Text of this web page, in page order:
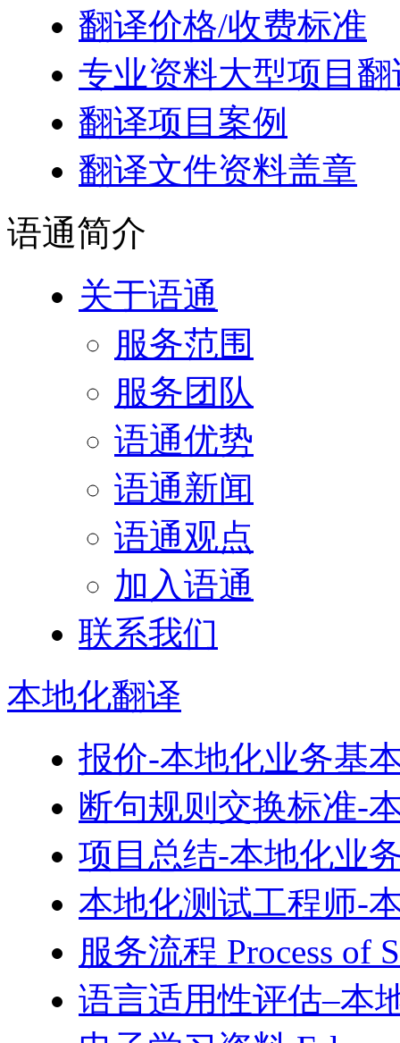
翻译价格/收费标准
专业资料大型项目翻
翻译项目案例
翻译文件资料盖章
语通简介
关于语通
服务范围
服务团队
语通优势
语通新闻
语通观点
加入语通
联系我们
本地化翻译
报价-本地化业务基
断句规则交换标准-
项目总结-本地化业
本地化测试工程师-
服务流程 Process of
语言适用性评估–本